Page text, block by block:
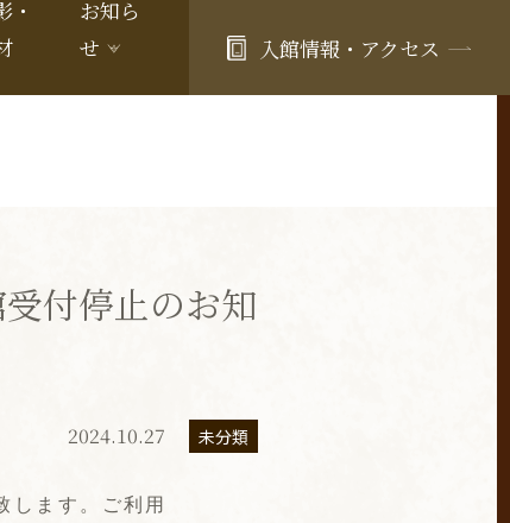
・
お知ら
せ
入館情報・アクセス
付停止のお知
2024.10.27 未分類
します。ご利用